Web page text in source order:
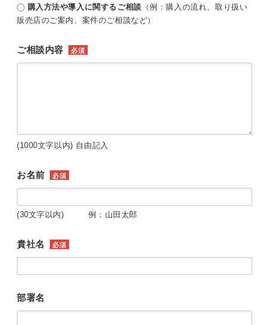
購入方法や導入に関するご相談 （例：購入の流れ、取り扱い
販売店のご案内、案件のご相談など）
ご相談内容 必須
(1000文字以内) 自由記入
お名前 必須
(30文字以内) 例：山田太郎
貴社名 必須
部署名